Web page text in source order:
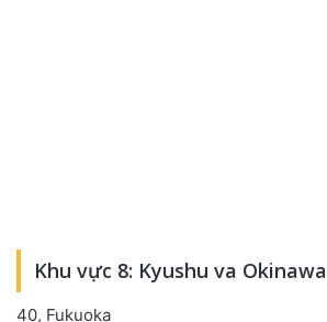
Khu vực 8: Kyushu va Okinawa
40, Fukuoka